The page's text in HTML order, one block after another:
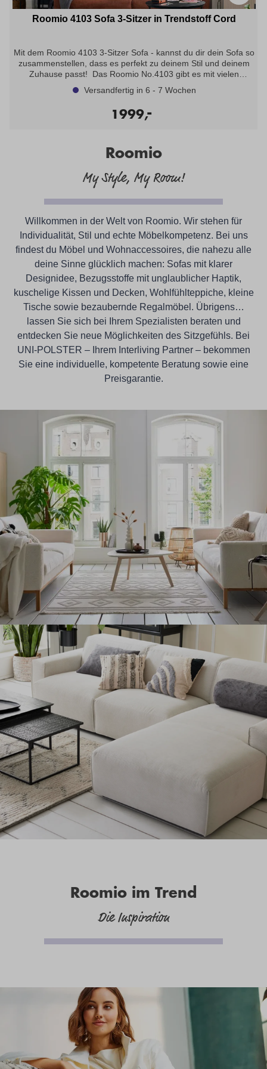
Roomio 4103 Sofa 3-Sitzer in Trendstoff Cord
Mit dem Roomio 4103 3-Sitzer Sofa - kannst du dir dein Sofa so
zusammenstellen, dass es perfekt zu deinem Stil und deinem
Zuhause passt! Das Roomio No.4103 gibt es mit vielen
sowie in zahlreichen hellen und dunklen Farbtönen. Als Zubehör
die optimal mit deinem neuen Lieblingssofa
beweist einmal mehr, dass er ein zeitloser Klassiker ist! Dank
seiner robusten sowie strapazierfähigen Eigenschaften eignet er
sich ideal für Polstermöbel. Mit seiner Vielseitigkeit und großen
Farbmöglichkeiten, kann er an nahezu jeden Einrichtungsstil
Flair.Angebot bestehend aus: Sofa 1,5-Sitzer Armlehne links
274x125x83cm, Sitzhöhe: ca. 44cm, Sitztiefe 2 ca. 84cm,
Sitzkomfort PUR-Schaum, Metallfuß 1116 schwarz, in Stoff Cord
rusty -Stoffgruppe 6-
Versandfertig in 6 - 7 Wochen
1999,
-
Roomio
My Style, My Room!
Willkommen in der Welt von Roomio. Wir stehen für
Individualität, Stil und echte Möbelkompetenz. Bei uns
findest du Möbel und Wohnaccessoires, die nahezu alle
deine Sinne glücklich machen: Sofas mit klarer
Designidee, Bezugsstoffe mit unglaublicher Haptik,
kuschelige Kissen und Decken, Wohlfühlteppiche, kleine
Tische sowie bezaubernde Regalmöbel. Übrigens…
lassen Sie sich bei Ihrem Spezialisten beraten und
entdecken Sie neue Möglichkeiten des Sitzgefühls. Bei
UNI-POLSTER – Ihrem Interliving Partner – bekommen
Sie eine individuelle, kompetente Beratung sowie eine
Preisgarantie.
Roomio im Trend
Die Inspiration